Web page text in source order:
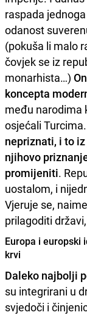
raspada
odanost
(pokuša li malo
čovjek se iz
monarhista…)
koncepta
među narodima
osjećali Turcima.
nepriznati, i to
njihovo
promijeniti.
uostalom, i
Vjeruje se,
prilagoditi
Europa i europski
krvi
Daleko najbolji
su integrirani u
svjedoči i